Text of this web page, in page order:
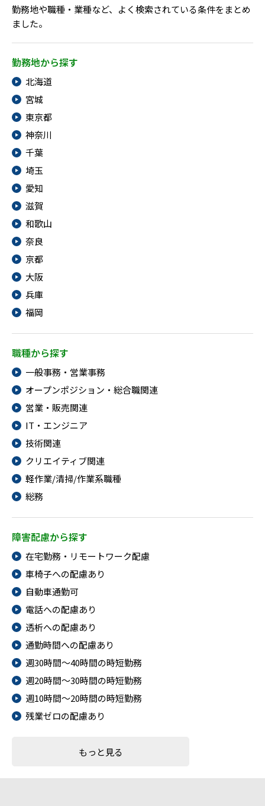
勤務地や職種・業種など、よく検索されている条件をまとめ
ました。
勤務地から探す
北海道
宮城
東京都
神奈川
千葉
埼玉
愛知
滋賀
和歌山
奈良
京都
大阪
兵庫
福岡
職種から探す
一般事務・営業事務
オープンポジション・総合職関連
営業・販売関連
IT・エンジニア
技術関連
クリエイティブ関連
軽作業/清掃/作業系職種
総務
障害配慮から探す
在宅勤務・リモートワーク配慮
車椅子への配慮あり
自動車通勤可
電話への配慮あり
透析への配慮あり
通勤時間への配慮あり
週30時間～40時間の時短勤務
週20時間～30時間の時短勤務
週10時間～20時間の時短勤務
残業ゼロの配慮あり
もっと見る